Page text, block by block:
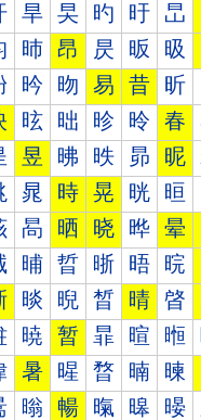
旱 旲 旳 旴 旵
昁 昂 昃 昄 昅
昑 昒 易 昔 昕
昡 昢 昣 昤 春
昱 昲 昳 昴 昵
晁 時 晃 晄 晅
晑 晒 晓 晔 晕
晡 晢 晣 晤 晥
晱 晲 晳 晴 晵
暁 暂 暃 暄 暅
暑 暒 暓 暔 暕
暡 暢 暣 暤 暥